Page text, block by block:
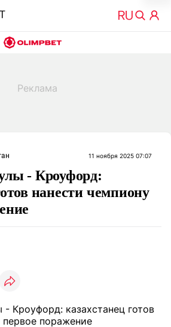
11 ноября 2025 07:07
- Кроуфорд:
нанести чемпиону